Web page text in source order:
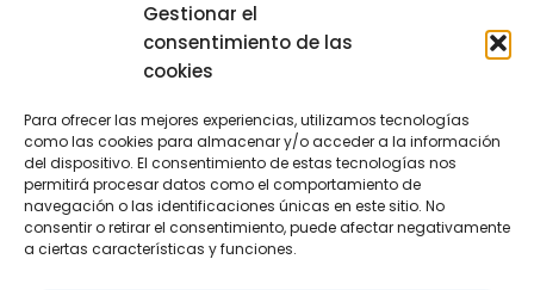
Gestionar el
consentimiento de las
cookies
Para ofrecer las mejores experiencias, utilizamos tecnologías
como las cookies para almacenar y/o acceder a la información
del dispositivo. El consentimiento de estas tecnologías nos
permitirá procesar datos como el comportamiento de
navegación o las identificaciones únicas en este sitio. No
consentir o retirar el consentimiento, puede afectar negativamente
a ciertas características y funciones.
info@apte.org
C/Marie Curie, 35
29590 Campanillas, Málaga